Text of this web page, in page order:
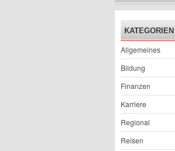
KATEGORIEN
Allgemeines
Bildung
Finanzen
Karriere
Regional
Reisen